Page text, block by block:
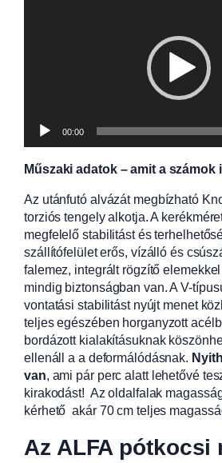
00:00
Műszaki adatok – amit a számok
Az utánfutó alvázát megbízható
torziós tengely alkotja. A
megfelelő stabilitást és
szállítófelület erős, vízálló és
falemez, integrált rögzítő
mindig biztonságban van. A V-
vontatási stabilitást nyújt menet
teljes egészében horganyzott
bordázott kialakításuknak
ellenáll a a deformálódásnak.
van, ami pár perc alatt lehetővé
kirakodást! Az oldalfalak
kérhető akár 70 cm teljes
Az ALFA pótkocsi